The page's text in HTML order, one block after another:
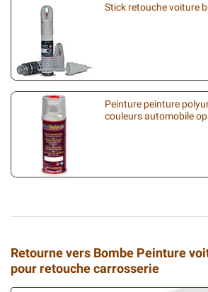
Stick retouche voiture
Peinture peinture
couleurs automobile
Retourne vers Bombe Peinture
pour retouche carrosserie